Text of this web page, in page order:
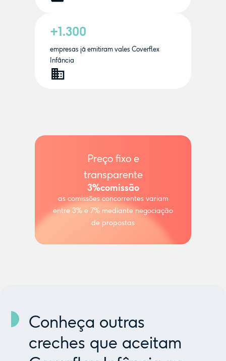
+1.300
empresas já emitiram vales Coverflex
Infância
Preço fixo e
transparente
3%comissão
as comissões concorrentes variam
entre 3% e 7% mediante negociação
de propostas
Conheça outras
creches que aceitam